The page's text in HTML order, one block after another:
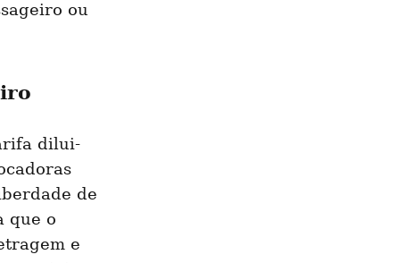
ou
dilui-
de
que o
e